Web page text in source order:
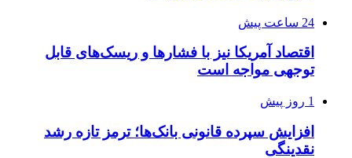
24 ساعت پیش
اقتصاد آمریکا نیز با فشارها و ریسک‌های قابل
توجهی مواجه است
1 روز پیش
افزایش سپرده قانونی بانک‌ها؛ ترمز تازه رشد
نقدینگی